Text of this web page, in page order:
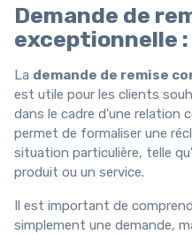
Demande de
exceptionnelle
La demande de remise
est utile pour les clients
dans le cadre d'une relation
permet de formaliser une
situation particulière, telle
produit ou un service.
Il est important de
simplement une demande,